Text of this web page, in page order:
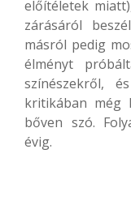
előítéletek
zárásáról
másról pedig
élményt
színészekről,
kritikában még
bőven szó.
évig.